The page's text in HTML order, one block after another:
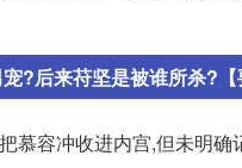
?后来苻坚是被谁所杀?
容冲收进内宫,但未明